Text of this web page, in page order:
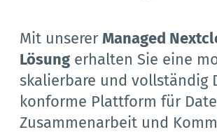
Mit unserer Managed
Lösung erhalten Sie eine
skalierbare und vollständig
konforme Plattform für
Zusammenarbeit und